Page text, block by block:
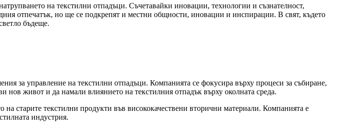
на текстилни отпадъци. Съчетавайки иновации, технологии и съзнателност,
отпечатък, но ще се подкрепят и местни общности, иновации и инспирации. В свят, където
бъдеще.
за управление на текстилни отпадъци. Компанията се фокусира върху процеси за събиране,
нов живот и да намали влиянието на текстилния отпадък върху околната среда.
старите текстилни продукти във висококачествени вторични материали. Компанията е
индустрия.